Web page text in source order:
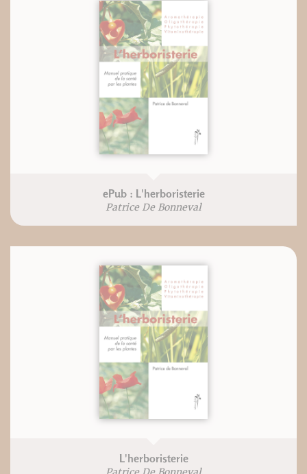
ePub : L'herboristerie
Patrice De Bonneval
L'herboristerie